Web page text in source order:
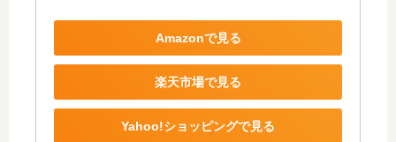
Amazonで見る
楽天市場で見る
Yahoo!ショッピングで見る